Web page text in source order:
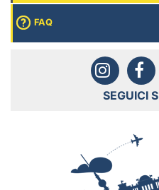
FAQ
SEGUICI